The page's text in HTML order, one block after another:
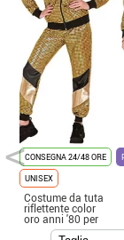
CONSEGNA 24/48 ORE
UNISEX
Costume da tuta
riflettente color
oro anni '80 per
adulto